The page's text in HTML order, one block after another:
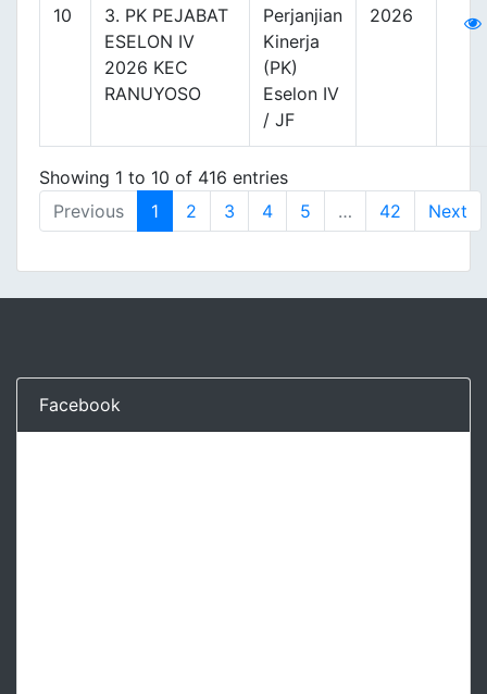
10
3. PK PEJABAT
ESELON IV
2026 KEC
RANUYOSO
Perjanjian
Kinerja
(PK)
Eselon IV
/ JF
2026
Showing 1 to 10 of 416 entries
Previous
1 2 3 4 5 … 42 Next
Facebook